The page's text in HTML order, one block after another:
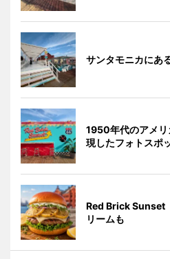
サンタモニカにあ
1950年代のアメ
現したフォトスポ
Red Brick Sunset
リームも